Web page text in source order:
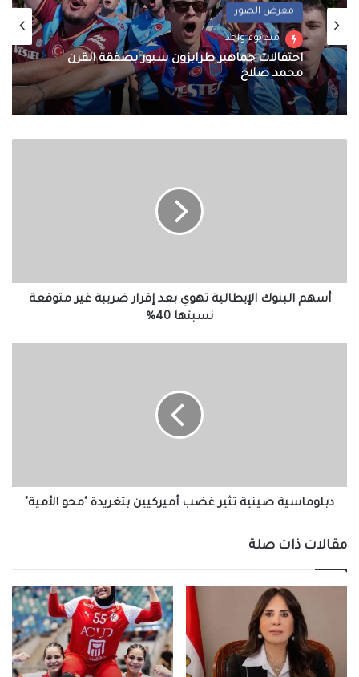
معرض الصور
منذ يوم واحد
احتفالات جماهير طرابزون سبور بصفقة القرن
محمد صلاح
متوقعة
نسبتهاأسهم البنوك الإيطالية تهوي بعد إقرار ضريبة غير متوقعة
نسبتها 40%
دبلوماسية صينية تثير غضب أميركيين بتغريدة "محو الأمية"
مقالات ذات صلة